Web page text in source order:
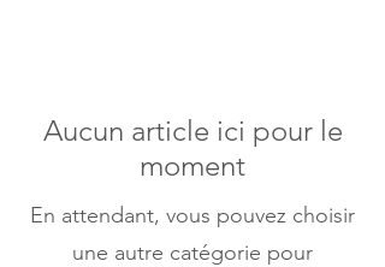
Aucun article ici pour le
moment
En attendant, vous pouvez choisir
une autre catégorie pour